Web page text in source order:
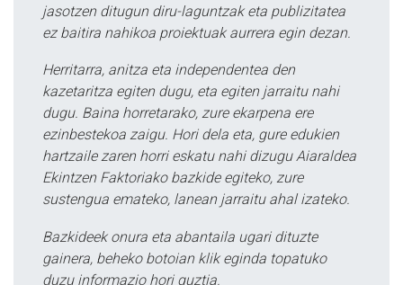
jasotzen ditugun diru-laguntzak eta publizitatea
ez baitira nahikoa proiektuak aurrera egin dezan.
Herritarra, anitza eta independentea den
kazetaritza egiten dugu, eta egiten jarraitu nahi
dugu. Baina horretarako, zure ekarpena ere
ezinbestekoa zaigu. Hori dela eta, gure edukien
hartzaile zaren horri eskatu nahi dizugu Aiaraldea
Ekintzen Faktoriako bazkide egiteko, zure
sustengua emateko, lanean jarraitu ahal izateko.
Bazkideek onura eta abantaila ugari dituzte
gainera, beheko botoian klik eginda topatuko
duzu informazio hori guztia.